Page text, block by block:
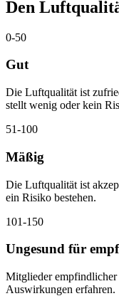
Den
0-50
Gut
Die Luftqualität ist
stellt wenig oder kein
51-100
Mäßig
Die Luftqualität ist
ein Risiko bestehen.
101-150
Ungesund für
Mitglieder empfindlicher
Auswirkungen erfahren.